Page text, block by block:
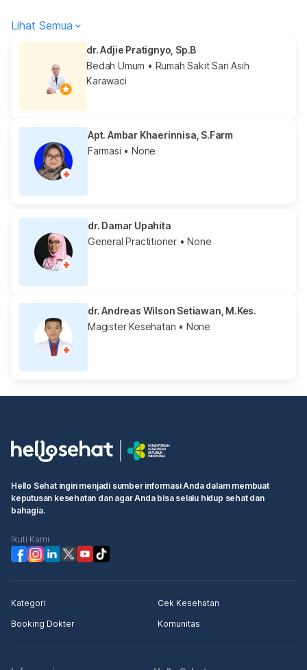
Lihat Semua
dr. Adjie Pratignyo, Sp.B
Bedah Umum • Rumah Sakit Sari Asih
Karawaci
Apt. Ambar Khaerinnisa, S.Farm
Farmasi • None
dr. Damar Upahita
General Practitioner • None
dr. Andreas Wilson Setiawan, M.Kes.
Magister Kesehatan • None
Hello Sehat ingin menjadi sumber informasi Anda dalam membuat
keputusan kesehatan dan agar Anda bisa selalu hidup sehat dan
bahagia.
Ikuti Kami
Kategori
Cek Kesehatan
Booking Dokter
Komunitas